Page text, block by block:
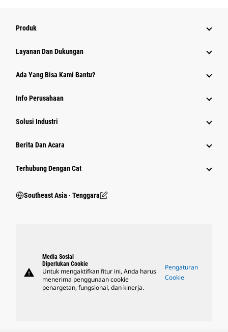
Produk
Layanan Dan Dukungan
Ada Yang Bisa Kami Bantu?
Info Perusahaan
Solusi Industri
Berita Dan Acara
Terhubung Dengan Cat
Southeast Asia ‧ Tenggara
warning
Media Sosial
Diperlukan Cookie
Untuk mengaktifkan fitur ini, Anda harus
menerima penggunaan cookie
penargetan, fungsional, dan kinerja.
Pengaturan
Cookie